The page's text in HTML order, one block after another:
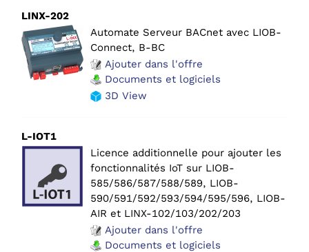
LINX-202
Automate Serveur BACnet avec LIOB-
Connect, B-BC
Ajouter dans l'offre
Documents et logiciels
3D View
L-IOT1
Licence additionnelle pour ajouter les
fonctionnalités IoT sur LIOB-
585/586/587/588/589, LIOB-
590/591/592/593/594/595/596, LIOB-
AIR et LINX-102/103/202/203
Ajouter dans l'offre
Documents et logiciels